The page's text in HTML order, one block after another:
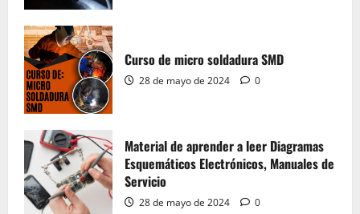
Curso de micro soldadura SMD
28 de mayo de 2024 0
Material de aprender a leer Diagramas
Esquemáticos Electrónicos, Manuales de
Servicio
28 de mayo de 2024 0
4
28 de mayo de 2024 0
5
Maquillaje y Uñas
20 de mayo de 2024 0